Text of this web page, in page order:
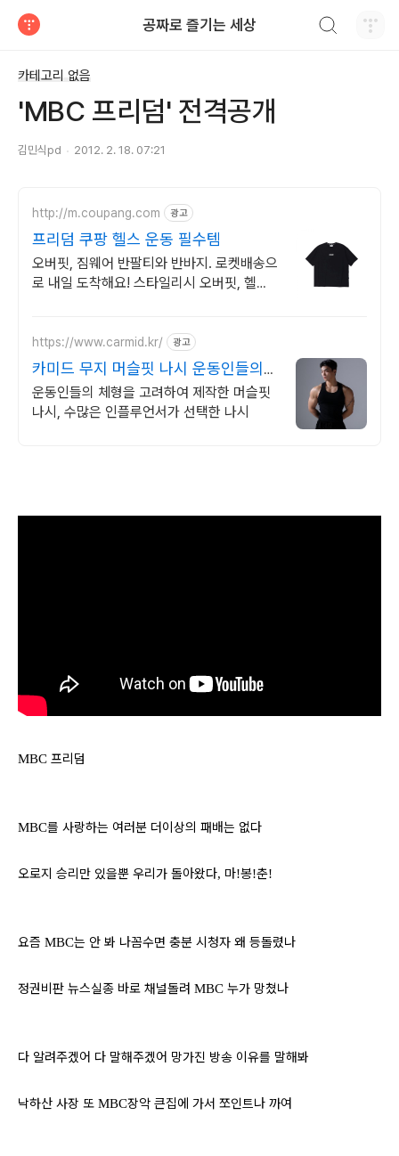
공짜로 즐기는 세상
카테고리 없음
'MBC 프리덤' 전격공개
김민식pd 2012. 2. 18. 07:21
http://m.coupang.com 광고
프리덤 쿠팡 헬스 운동 필수템
오버핏, 짐웨어 반팔티와 반바지. 로켓배송으
로 내일 도착해요! 스타일리시 오버핏, 헬스
https://www.carmid.kr/ 광고
카미드 무지 머슬핏 나시 운동인들의체
형 고려하여 제작
운동인들의 체형을 고려하여 제작한 머슬핏
나시, 수많은 인플루언서가 선택한 나시
MBC 프리덤
MBC를 사랑하는 여러분 더이상의 패배는 없다
오로지 승리만 있을뿐 우리가 돌아왔다, 마!봉!춘!
요즘 MBC는 안 봐 나꼼수면 충분 시청자 왜 등돌렸나
정권비판 뉴스실종 바로 채널돌려 MBC 누가 망쳤나
다 알려주겠어 다 말해주겠어 망가진 방송 이유를 말해봐
낙하산 사장 또 MBC장악 큰집에 가서 쪼인트나 까여